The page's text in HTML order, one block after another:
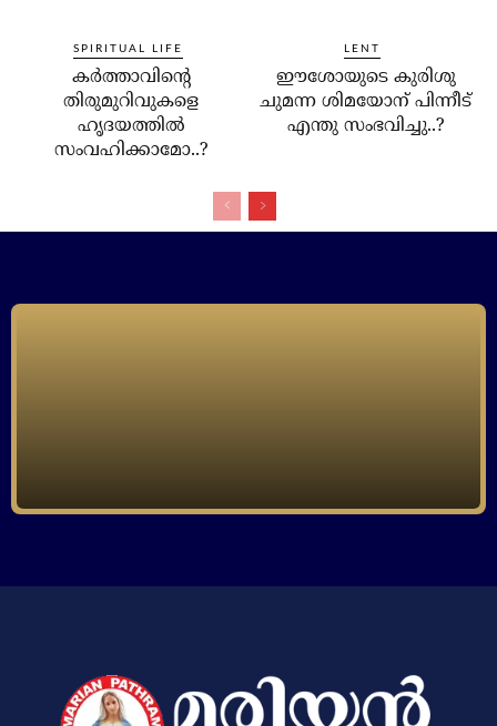
SPIRITUAL LIFE
കര്‍ത്താവിന്റെ
തിരുമുറിവുകളെ
ഹൃദയത്തില്‍
സംവഹിക്കാമോ..?
LENT
ഈശോയുടെ കുരിശു
ചുമന്ന ശിമയോന് പിന്നീട്
എന്തു സംഭവിച്ചു..?